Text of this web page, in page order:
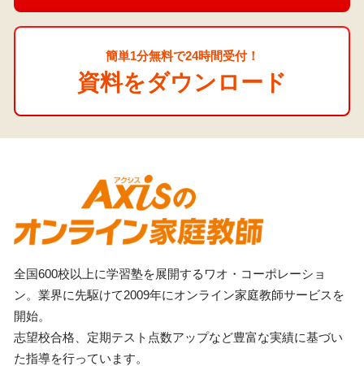
簡単1分無料で24時間受付！
資料をダウンロード
全国600校以上に学習塾を展開するワオ・コーポレーショ
ン。業界に先駆けて2009年にオンライン家庭教師サービスを
開始。
志望校合格、定期テスト点数アップなど豊富な実績に基づい
た指導を行っています。